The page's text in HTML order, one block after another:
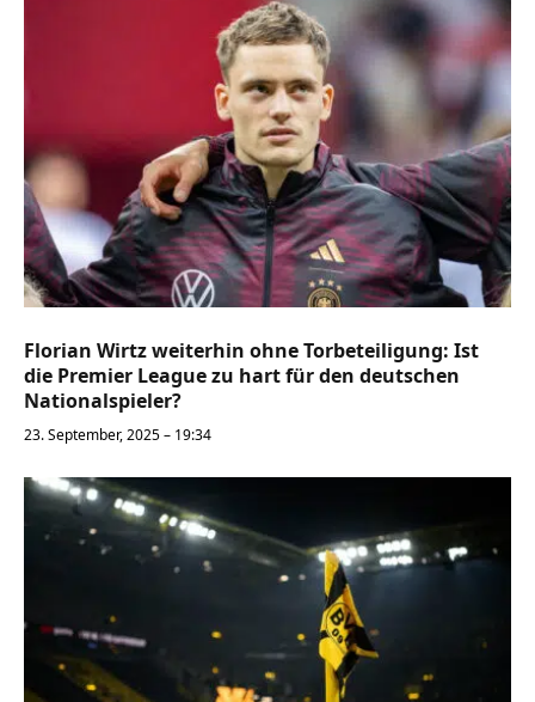
Florian Wirtz weiterhin ohne Torbeteiligung: Ist
die Premier League zu hart für den deutschen
Nationalspieler?
23. September, 2025 – 19:34